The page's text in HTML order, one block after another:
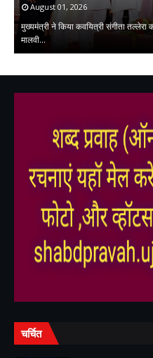
August 01, 2026
मुख्यमंत्री ने किया कवयित्री संगीता
मालवी…
चर्चित